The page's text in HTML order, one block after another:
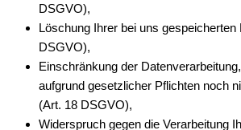
DSGVO),
Löschung Ihrer bei uns gespeicherten
DSGVO),
Einschränkung der
aufgrund gesetzlicher Pflichten noch
(Art. 18 DSGVO),
Widerspruch gegen die Verarbeitung